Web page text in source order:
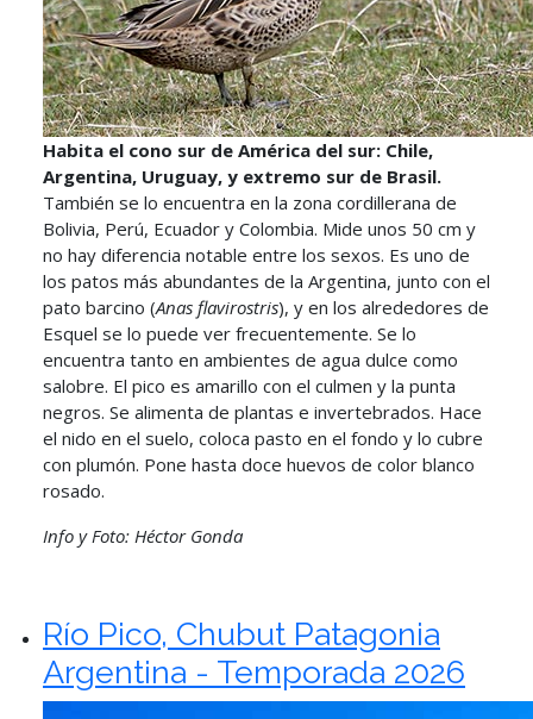
Habita el cono sur de América del sur: Chile,
Argentina, Uruguay, y extremo sur de Brasil.
También se lo encuentra en la zona cordillerana de
Bolivia, Perú, Ecuador y Colombia. Mide unos 50 cm y
no hay diferencia notable entre los sexos. Es uno de
los patos más abundantes de la Argentina, junto con el
pato barcino (Anas flavirostris), y en los alrededores de
Esquel se lo puede ver frecuentemente. Se lo
encuentra tanto en ambientes de agua dulce como
salobre. El pico es amarillo con el culmen y la punta
negros. Se alimenta de plantas e invertebrados. Hace
el nido en el suelo, coloca pasto en el fondo y lo cubre
con plumón. Pone hasta doce huevos de color blanco
rosado.
Info y Foto: Héctor Gonda
Río Pico, Chubut Patagonia
Argentina - Temporada 2026